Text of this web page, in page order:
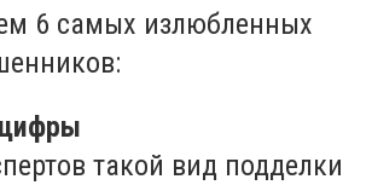
6 самых излюбленных
такой вид подделки